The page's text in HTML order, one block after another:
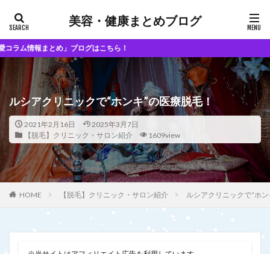
美容・健康まとめブログ
ブログはこちら！
ルシアクリニックで“ホンキ”の医療脱毛！
2021年2月16日
2025年3月7日
【脱毛】クリニック・サロン紹介
1609view
HOME 【脱毛】クリニック・サロン紹介 ルシアクリニックで“ホ